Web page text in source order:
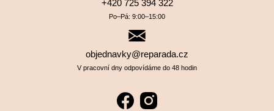
+420 725 394 322
Po–⁠⁠⁠⁠⁠⁠Pá: 9:00–⁠⁠⁠⁠⁠⁠15:00
objednavky@reparada.cz
V pracovní dny odpovídáme do 48 hodin